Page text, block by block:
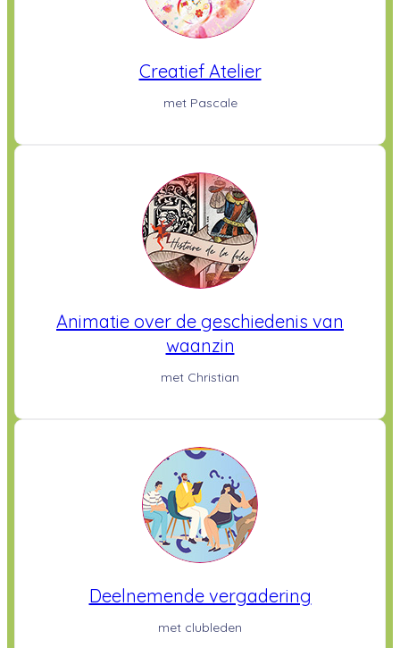
Creatief Atelier
met Pascale
Animatie over de geschiedenis van
waanzin
met Christian
Deelnemende vergadering
met clubleden